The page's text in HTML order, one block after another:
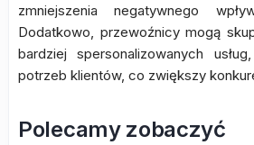
zmniejszenia negatywnego
Dodatkowo, przewoźnicy mogą
bardziej spersonalizowanych
potrzeb klientów, co zwiększy
Polecamy zobaczyć